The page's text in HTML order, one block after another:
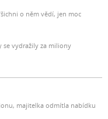
o něm vědí, jen moc
se vydražily za miliony
majitelka odmítla nabídku